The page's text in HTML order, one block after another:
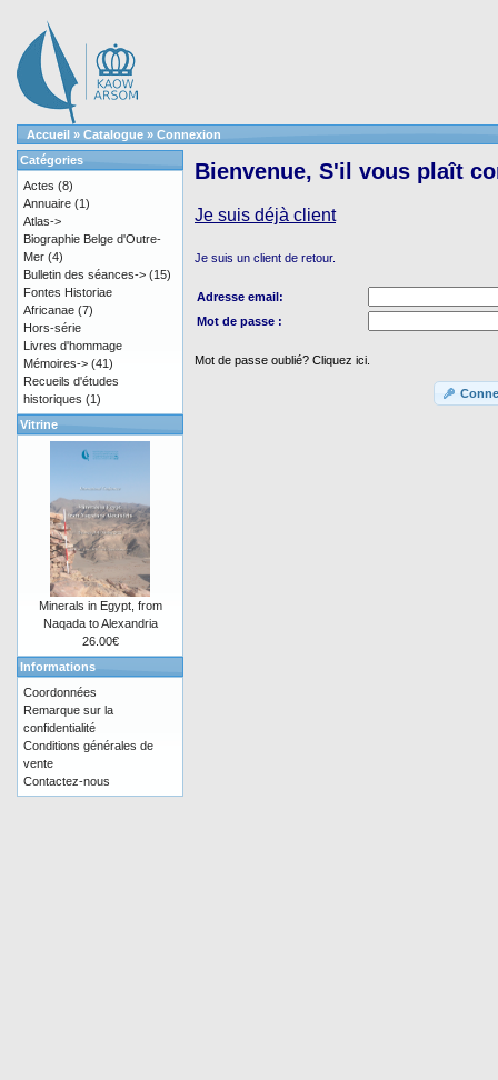
Accueil » Catalogue » Connexion
Bienvenue, S'il vous plaît
Je suis déjà client
Je suis un client de retour.
Adresse email:
Mot de passe :
Mot de passe oublié? Cliquez ici.
Catégories
Actes (8)
Annuaire (1)
Atlas->
Biographie Belge d'Outre-
Mer (4)
Bulletin des séances-> (15)
Fontes Historiae
Africanae (7)
Hors-série
Livres d'hommage
Mémoires-> (41)
Recueils d'études
historiques (1)
Vitrine
Minerals in Egypt, from
Naqada to Alexandria
26.00€
Informations
Coordonnées
Remarque sur la
confidentialité
Conditions générales de
vente
Contactez-nous